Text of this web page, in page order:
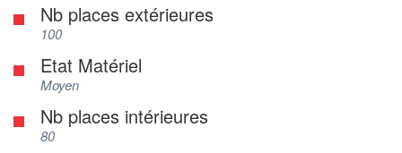
Nb places extérieures
100
Etat Matériel
Moyen
Nb places intérieures
80